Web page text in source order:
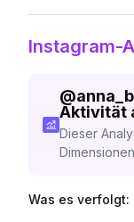
Instagram-
@
Aktivität
Dieser
Was es verfolgt: